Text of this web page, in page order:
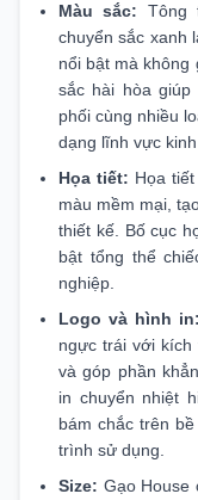
Màu sắc: Tông
chuyển sắc xanh
nổi bật mà
sắc hài hòa
phối cùng nhiều
dạng lĩnh vực
Họa tiết: Họa
màu mềm mại,
thiết kế. Bố cục
bật tổng thể
nghiệp.
Logo và hình in:
ngực trái với kích
và góp phần
in chuyển nhiệt
bám chắc trên
trình sử dụng.
Size: Gạo